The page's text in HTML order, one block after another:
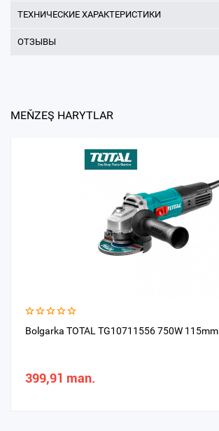
ТЕХНИЧЕСКИЕ ХАРАКТЕРИСТИКИ
ОТЗЫВЫ
MEŇZEŞ HARYTLAR
Bolgarka TOTAL TG10711556 750W 115mm
399,91 man.